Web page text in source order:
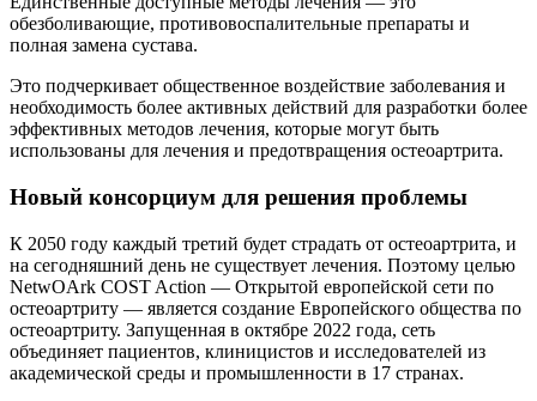
обезболивающие, противовоспалительные препараты и
полная замена сустава.
Это подчеркивает общественное воздействие заболевания и
необходимость более активных действий для разработки более
эффективных методов лечения, которые могут быть
использованы для лечения и предотвращения остеоартрита.
Новый консорциум для решения проблемы
К 2050 году каждый третий будет страдать от остеоартрита, и
на сегодняшний день не существует лечения. Поэтому целью
NetwOArk COST Action — Открытой европейской сети по
остеоартриту — является создание Европейского общества по
остеоартриту. Запущенная в октябре 2022 года, сеть
объединяет пациентов, клиницистов и исследователей из
академической среды и промышленности в 17 странах.